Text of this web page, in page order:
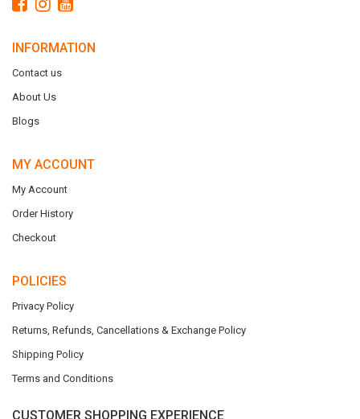
INFORMATION
Contact us
About Us
Blogs
MY ACCOUNT
My Account
Order History
Checkout
POLICIES
Privacy Policy
Returns, Refunds, Cancellations & Exchange Policy
Shipping Policy
Terms and Conditions
CUSTOMER SHOPPING EXPERIENCE